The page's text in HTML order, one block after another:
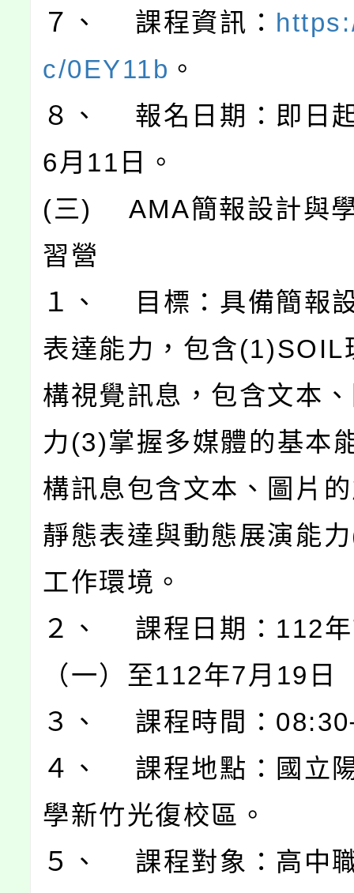
７、 課程資訊：
c/0EY11b 。
８、 報名日期：即日
6月11日。
(三) AMA簡報設計與
習營
１、 目標：具備簡報
表達能力，包含(1)SOIL
構視覺訊息，包含文本
力(3)掌握多媒體的基本
構訊息包含文本、圖片
靜態表達與動態展演能
工作環境。
２、 課程日期：112
（一）至112年7月19日
３、 課程時間：
４、 課程地點：國立
學新竹光復校區。
５、 課程對象：高中